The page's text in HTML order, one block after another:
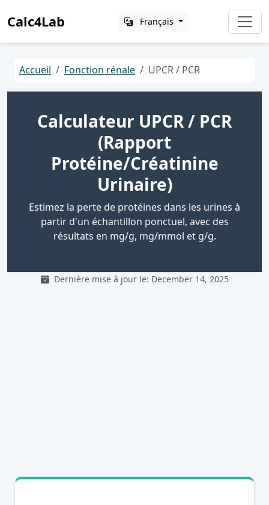
Calc4Lab Français
Accueil Fonction rénale UPCR / PCR
Calculateur UPCR / PCR
(Rapport
Protéine/Créatinine
Urinaire)
Estimez la perte de protéines dans les urines à
partir d'un échantillon ponctuel, avec des
résultats en mg/g, mg/mmol et g/g.
Dernière mise à jour le: December 14, 2025